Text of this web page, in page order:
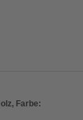
Farbe: